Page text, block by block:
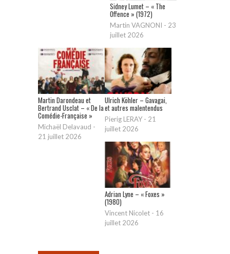
Sidney Lumet – « The
Offence » (1972)
Martin VAGNONI - 23
juillet 2026
Martin Darondeau et
Bertrand Usclat – « De la
Comédie-Française »
Michaël Delavaud -
21 juillet 2026
Ulrich Köhler – Gavagai,
et autres malentendus
Pierig LERAY - 21
juillet 2026
Adrian Lyne – « Foxes »
(1980)
Vincent Nicolet - 16
juillet 2026